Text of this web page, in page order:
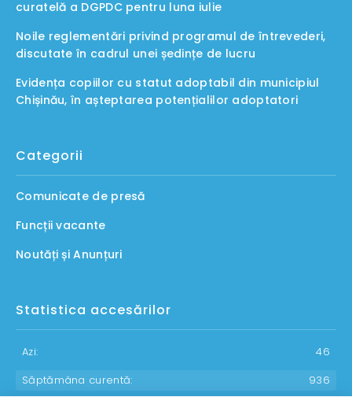
curatelă a DGPDC pentru luna iulie
Noile reglementări privind programul de întrevederi,
discutate în cadrul unei ședințe de lucru
Evidența copiilor cu statut adoptabil din municipiul
Chișinău, în așteptarea potențialilor adoptatori
Categorii
Comunicate de presă
Funcții vacante
Noutăți și Anunțuri
Statistica accesărilor
Azi:
46
Săptămâna curentă:
936